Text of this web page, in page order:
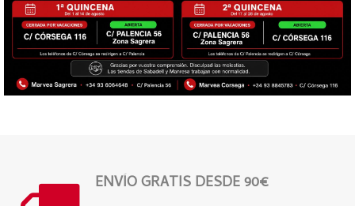
ENVÍO GRATIS DESDE 90€